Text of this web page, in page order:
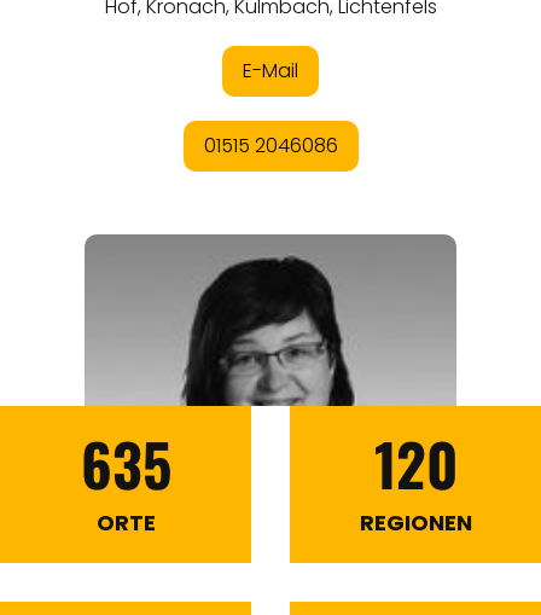
635
ORTE
120
REGIONEN